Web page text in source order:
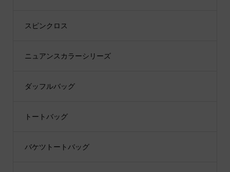
スピンクロス
ニュアンスカラーシリーズ
ダッフルバッグ
トートバッグ
バケツトートバッグ